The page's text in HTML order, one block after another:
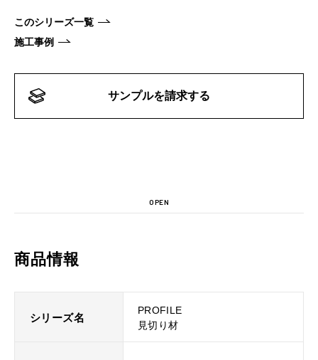
このシリーズ一覧
施工事例
サンプルを請求する
OPEN
商品情報
シリーズ名
PROFILE
見切り材